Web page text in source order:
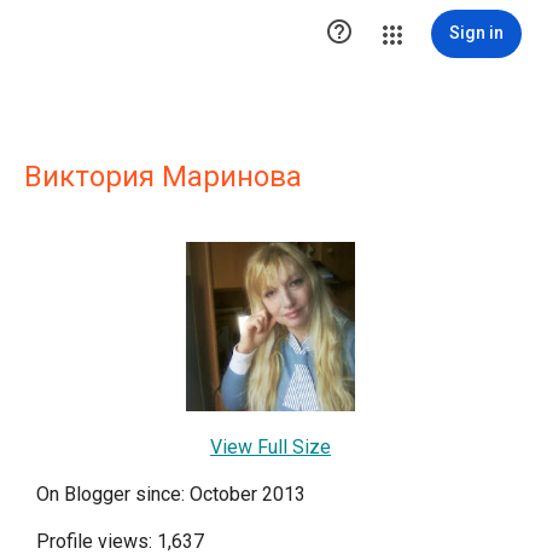
 Sign in
Виктория Маринова
View Full Size
On Blogger since: October 2013
Profile views: 1,637